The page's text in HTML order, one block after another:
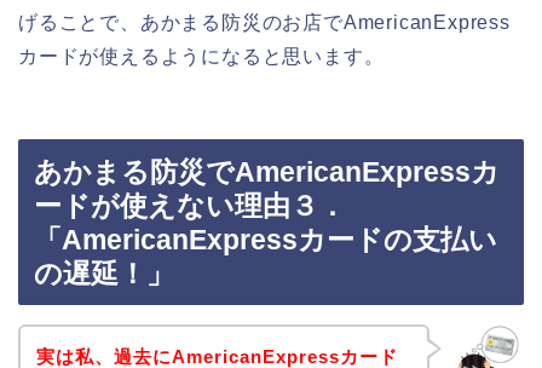
げることで、あかまる防災のお店でAmericanExpress
カードが使えるようになると思います。
あかまる防災でAmericanExpressカ
ードが使えない理由３．
「AmericanExpressカードの支払い
の遅延！」
実は私、過去にAmericanExpressカード